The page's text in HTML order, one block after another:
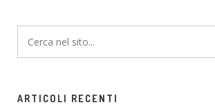
ARTICOLI RECENTI